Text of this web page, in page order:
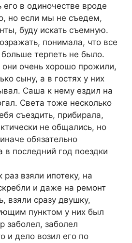
его в одиночестве вроде
но если мы не съедем,
буду искать съемную.
понимала, что все
терпеть не было.
очень хорошо прожили,
сыну, а в гостях у них
Саша к нему ездил на
Света тоже несколько
съездить, прибирала,
не общались, но
обязательно
в последний год поездки
взяли ипотеку, на
и даже на ремонт
взяли сразу двушку,
пунктом у них был
заболел, заболел
и дело возил его по